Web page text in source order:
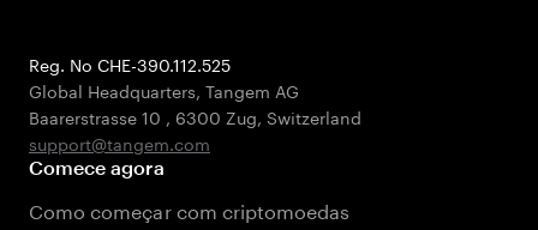
Reg. No CHE-390.112.525
Global Headquarters, Tangem AG
Baarerstrasse 10 , 6300 Zug, Switzerland
support@tangem.com
Comece agora
Como começar com criptomoedas